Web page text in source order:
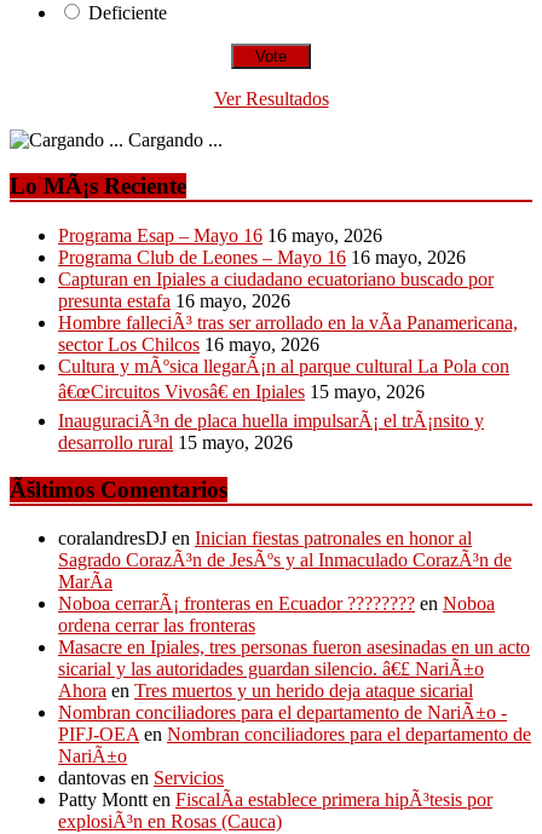
Deficiente
Ver Resultados
Cargando ...
Lo MÃ¡s Reciente
Programa Esap – Mayo 16 16 mayo, 2026
Programa Club de Leones – Mayo 16 16 mayo, 2026
Capturan en Ipiales a ciudadano ecuatoriano buscado por
presunta estafa 16 mayo, 2026
Hombre falleciÃ³ tras ser arrollado en la vÃ­a Panamericana,
sector Los Chilcos 16 mayo, 2026
Cultura y mÃºsica llegarÃ¡n al parque cultural La Pola con
â€œCircuitos Vivosâ€ en Ipiales 15 mayo, 2026
InauguraciÃ³n de placa huella impulsarÃ¡ el trÃ¡nsito y
desarrollo rural 15 mayo, 2026
Ãšltimos Comentarios
coralandresDJ en Inician fiestas patronales en honor al
Sagrado CorazÃ³n de JesÃºs y al Inmaculado CorazÃ³n de
MarÃ­a
Noboa cerrarÃ¡ fronteras en Ecuador ???????? en Noboa
ordena cerrar las fronteras
Masacre en Ipiales, tres personas fueron asesinadas en un acto
sicarial y las autoridades guardan silencio. â€£ NariÃ±o
Ahora en Tres muertos y un herido deja ataque sicarial
Nombran conciliadores para el departamento de NariÃ±o -
PIFJ-OEAen Nombran conciliadores para el departamento de
NariÃ±o
dantovas en Servicios
Patty Montten FiscalÃ­a establece primera hipÃ³tesis por
explosiÃ³n en Rosas (Cauca)